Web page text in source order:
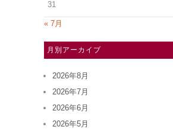
31
« 7月
月別アーカイブ
2026年8月
2026年7月
2026年6月
2026年5月